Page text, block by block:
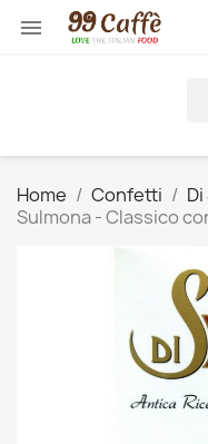

Home Confetti
Sulmona - Classico